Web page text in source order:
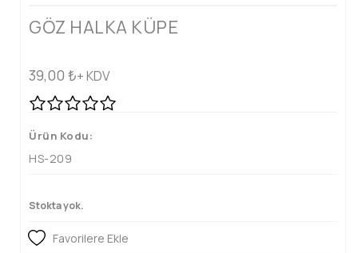
GÖZ HALKA KÜPE
39,00 ₺+ KDV
Ürün Kodu:
HS-209
Stokta yok.
Favorilere Ekle